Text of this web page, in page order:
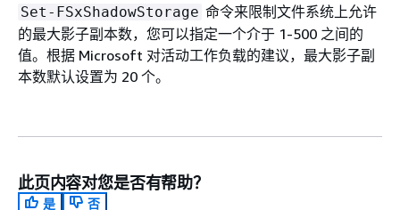
Set-FSxShadowStorage 命令来限制文件系统上允许
的最大影子副本数，您可以指定一个介于 1-500 之间的
值。根据 Microsoft 对活动工作负载的建议，最大影子副
本数默认设置为 20 个。
此页内容对您是否有帮助？
是
否